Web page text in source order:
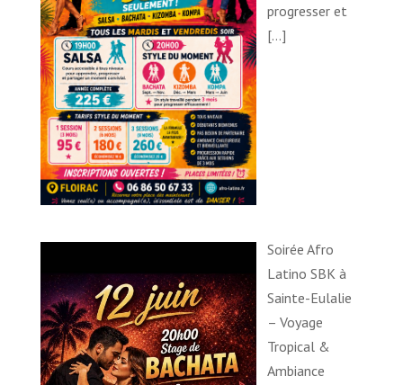
progresser et
[…]
Soirée Afro
Latino SBK à
Sainte-Eulalie
– Voyage
Tropical &
Ambiance